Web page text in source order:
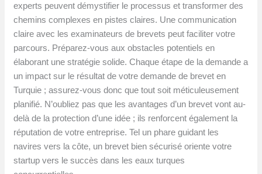
experts peuvent démystifier le processus et transformer des
chemins complexes en pistes claires. Une communication
claire avec les examinateurs de brevets peut faciliter votre
parcours. Préparez-vous aux obstacles potentiels en
élaborant une stratégie solide. Chaque étape de la demande a
un impact sur le résultat de votre demande de brevet en
Turquie ; assurez-vous donc que tout soit méticuleusement
planifié. N’oubliez pas que les avantages d’un brevet vont au-
delà de la protection d’une idée ; ils renforcent également la
réputation de votre entreprise. Tel un phare guidant les
navires vers la côte, un brevet bien sécurisé oriente votre
startup vers le succès dans les eaux turques